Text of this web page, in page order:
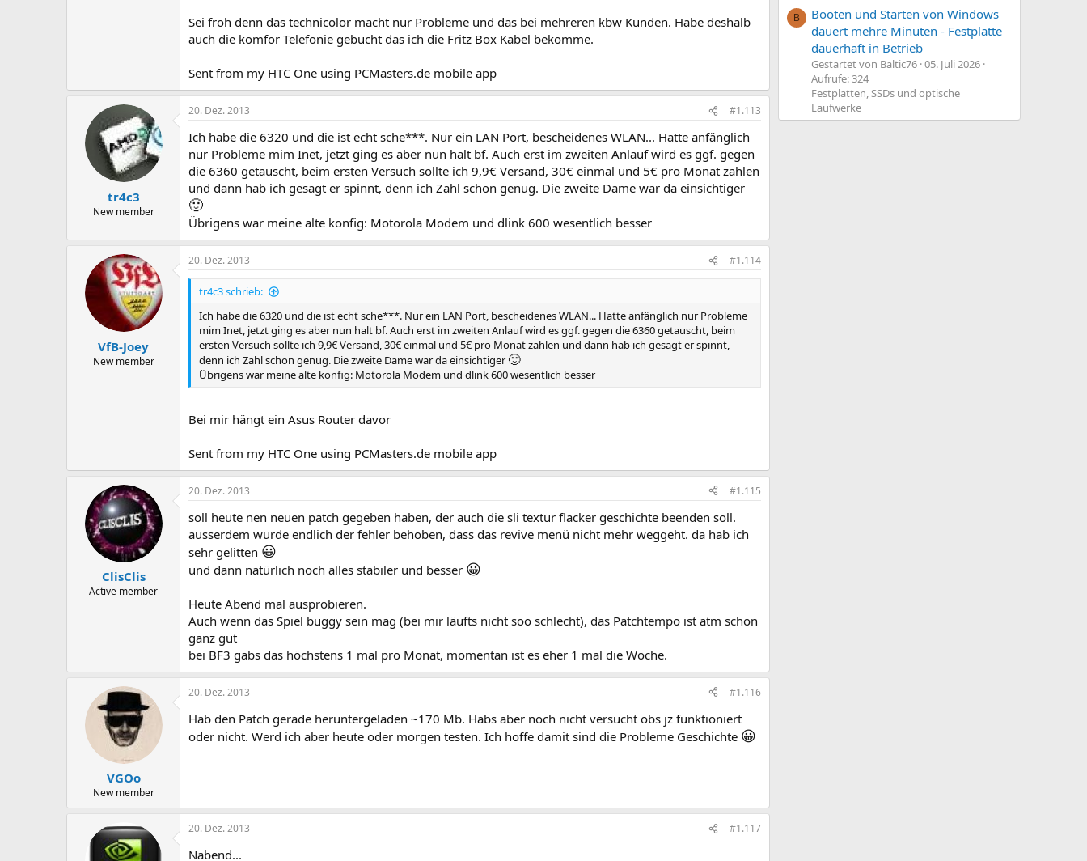
Sei froh denn das technicolor macht nur Probleme und das bei mehreren kbw Kunden. Habe deshalb
auch die komfor Telefonie gebucht das ich die Fritz Box Kabel bekomme.
Sent from my HTC One using PCMasters.de mobile app
tr4c3
New member
20. Dez. 2013 #1.113
Ich habe die 6320 und die ist echt sche***. Nur ein LAN Port, bescheidenes WLAN... Hatte anfänglich
nur Probleme mim Inet, jetzt ging es aber nun halt bf. Auch erst im zweiten Anlauf wird es ggf. gegen
die 6360 getauscht, beim ersten Versuch sollte ich 9,9€ Versand, 30€ einmal und 5€ pro Monat zahlen
und dann hab ich gesagt er spinnt, denn ich Zahl schon genug. Die zweite Dame war da einsichtiger
🙂
Übrigens war meine alte konfig: Motorola Modem und dlink 600 wesentlich besser
VfB-Joey
New member
20. Dez. 2013 #1.114
tr4c3 schrieb:
Ich habe die 6320 und die ist echt sche***. Nur ein LAN Port, bescheidenes WLAN... Hatte anfänglich nur Probleme
mim Inet, jetzt ging es aber nun halt bf. Auch erst im zweiten Anlauf wird es ggf. gegen die 6360 getauscht, beim
ersten Versuch sollte ich 9,9€ Versand, 30€ einmal und 5€ pro Monat zahlen und dann hab ich gesagt er spinnt,
denn ich Zahl schon genug. Die zweite Dame war da einsichtiger 🙂
Übrigens war meine alte konfig: Motorola Modem und dlink 600 wesentlich besser
Bei mir hängt ein Asus Router davor
Sent from my HTC One using PCMasters.de mobile app
ClisClis
Active member
20. Dez. 2013 #1.115
soll heute nen neuen patch gegeben haben, der auch die sli textur flacker geschichte beenden soll.
ausserdem wurde endlich der fehler behoben, dass das revive menü nicht mehr weggeht. da hab ich
sehr gelitten 😀
und dann natürlich noch alles stabiler und besser 😀
Heute Abend mal ausprobieren.
Auch wenn das Spiel buggy sein mag (bei mir läufts nicht soo schlecht), das Patchtempo ist atm schon
ganz gut
bei BF3 gabs das höchstens 1 mal pro Monat, momentan ist es eher 1 mal die Woche.
VGOo
New member
20. Dez. 2013 #1.116
Hab den Patch gerade heruntergeladen ~170 Mb. Habs aber noch nicht versucht obs jz funktioniert
oder nicht. Werd ich aber heute oder morgen testen. Ich hoffe damit sind die Probleme Geschichte 😀
20. Dez. 2013 #1.117
Nabend...
B
Booten und Starten von Windows
dauert mehre Minuten - Festplatte
dauerhaft in Betrieb
Gestartet von Baltic76 05. Juli 2026
Aufrufe: 324
Festplatten, SSDs und optische
Laufwerke